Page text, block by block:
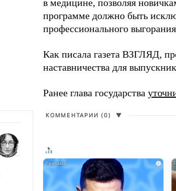
в медицине, позволяя
программе должно быть
профессионального
Как писала газета ВЗГЛЯД,
наставничества для
Ранее глава государства
КОММЕНТАРИИ (0) ▼
i